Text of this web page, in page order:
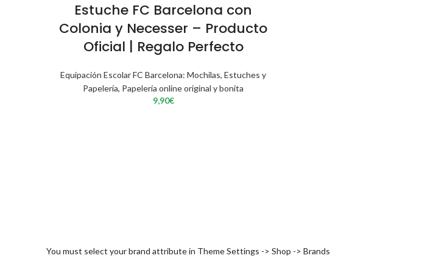
Estuche FC Barcelona con
Colonia y Necesser – Producto
Oficial | Regalo Perfecto
Equipación Escolar FC Barcelona: Mochilas, Estuches y
Papelería, Papelería online original y bonita
9,90€
You must select your brand attribute in Theme Settings -> Shop -> Brands